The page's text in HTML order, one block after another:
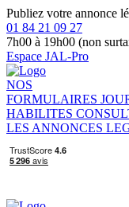
Publiez votre annonce
01 84 21 09 27
7h00 à 19h00 (non
Espace JAL-Pro
NOS
FORMULAIRES
HABILITES
LES ANNONCES